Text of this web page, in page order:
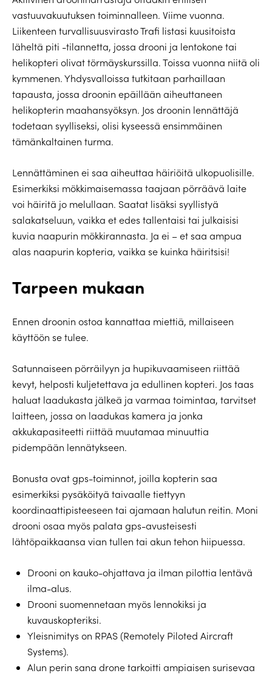
vastuuvakuutuksen toiminnalleen. Viime vuonna.
Liikenteen turvallisuusvirasto Trafi listasi kuusitoista
läheltä piti -tilannetta, jossa drooni ja lentokone tai
helikopteri olivat törmäyskurssilla. Toissa vuonna niitä oli
kymmenen. Yhdysvalloissa tutkitaan parhaillaan
tapausta, jossa droonin epäillään aiheuttaneen
helikopterin maahansyöksyn. Jos droonin lennättäjä
todetaan syylliseksi, olisi kyseessä ensimmäinen
tämänkaltainen turma.
Lennättäminen ei saa aiheuttaa häiriöitä ulkopuolisille.
Esimerkiksi mökkimaisemassa taajaan pörräävä laite
voi häiritä jo melullaan. Saatat lisäksi syyllistyä
salakatseluun, vaikka et edes tallentaisi tai julkaisisi
kuvia naapurin mökkirannasta. Ja ei – et saa ampua
alas naapurin kopteria, vaikka se kuinka häiritsisi!
Tarpeen mukaan
Ennen droonin ostoa kannattaa miettiä, millaiseen
käyttöön se tulee.
Satunnaiseen pörräilyyn ja hupikuvaamiseen riittää
kevyt, helposti kuljetettava ja edullinen kopteri. Jos taas
haluat laadukasta jälkeä ja varmaa toimintaa, tarvitset
laitteen, jossa on laadukas kamera ja jonka
akkukapasiteetti riittää muutamaa minuuttia
pidempään lennätykseen.
Bonusta ovat gps-toiminnot, joilla kopterin saa
esimerkiksi pysäköityä taivaalle tiettyyn
koordinaattipisteeseen tai ajamaan halutun reitin. Moni
drooni osaa myös palata gps-avusteisesti
lähtöpaikkaansa vian tullen tai akun tehon hiipuessa.
Drooni on kauko-ohjattava ja ilman pilottia lentävä
ilma-alus.
Drooni suomennetaan myös lennokiksi ja
kuvauskopteriksi.
Yleisnimitys on RPAS (Remotely Piloted Aircraft
Systems).
Alun perin sana drone tarkoitti ampiaisen surisevaa